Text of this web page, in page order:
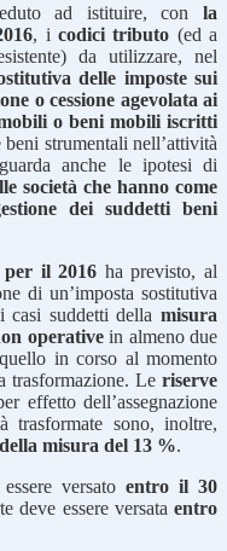
ad istituire, con la
, i codici tributo (ed a
da utilizzare, nel
delle imposte sui
o cessione agevolata ai
o beni mobili iscritti
strumentali nell’attività
anche le ipotesi di
società che hanno come
dei suddetti beni
il 2016 ha previsto, al
di un’imposta sostitutiva
casi suddetti della misura
operativein almeno due
in corso al momento
trasformazione. Le riserve
effetto dell’assegnazione
sono, inoltre,
misura del 13 %.
versato entro il 30
deve essere versataentro